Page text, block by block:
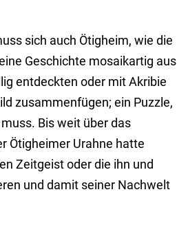
sich auch Ötigheim, wie die
Geschichte mosaikartig aus
entdeckten oder mit Akribie
zusammenfügen; ein Puzzle,
Bis weit über das
Ötigheimer Urahne hatte
Zeitgeist oder die ihn und
und damit seiner Nachwelt